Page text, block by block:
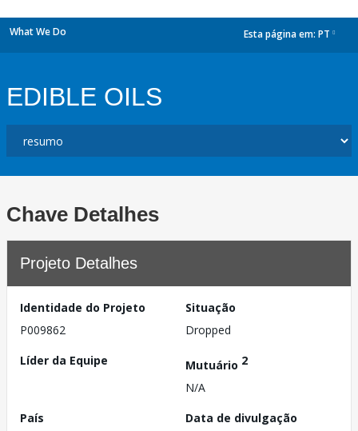
What We Do Esta página em: PT
EDIBLE OILS
Chave Detalhes
Projeto Detalhes
Identidade do Projeto
P009862
Situação
Dropped
Líder da Equipe
Mutuário 2
N/A
País
Data de divulgação